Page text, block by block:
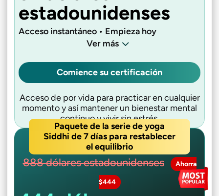
estadounidenses
Acceso instantáneo • Empieza hoy
Ver más
Comience su certificación
Acceso de por vida para practicar en cualquier
momento y así mantener un bienestar mental
continuo y vivir sin estrés.
Paquete de la serie de yoga
Siddhi de 7 días para restablecer
el equilibrio
888 dólares estadounidenses Ahorra
$444